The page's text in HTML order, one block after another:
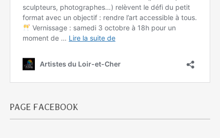
PAGE FACEBOOK